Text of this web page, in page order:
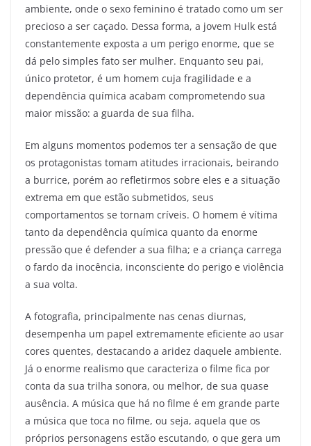
ambiente, onde o sexo feminino é tratado como um ser
precioso a ser caçado. Dessa forma, a jovem Hulk está
constantemente exposta a um perigo enorme, que se
dá pelo simples fato ser mulher. Enquanto seu pai,
único protetor, é um homem cuja fragilidade e a
dependência química acabam comprometendo sua
maior missão: a guarda de sua filha.
Em alguns momentos podemos ter a sensação de que
os protagonistas tomam atitudes irracionais, beirando
a burrice, porém ao refletirmos sobre eles e a situação
extrema em que estão submetidos, seus
comportamentos se tornam críveis. O homem é vítima
tanto da dependência química quanto da enorme
pressão que é defender a sua filha; e a criança carrega
o fardo da inocência, inconsciente do perigo e violência
a sua volta.
A fotografia, principalmente nas cenas diurnas,
desempenha um papel extremamente eficiente ao usar
cores quentes, destacando a aridez daquele ambiente.
Já o enorme realismo que caracteriza o filme fica por
conta da sua trilha sonora, ou melhor, de sua quase
ausência. A música que há no filme é em grande parte
a música que toca no filme, ou seja, aquela que os
próprios personagens estão escutando, o que gera um